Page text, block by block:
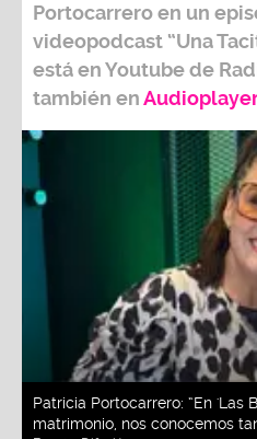
videopodcast“Una
está en Youtube de
también enAudioplayer
Patricia Portocarrero: “En 'Las
matrimonio, nos conocemos
Fuente:Difusión